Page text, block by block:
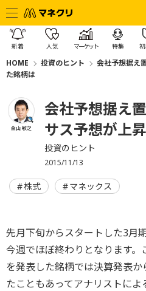
新着 人気 マーケット 特集
HOME 投資のヒント
会社予想据え
た銘柄は
金山 敏之
会社予想据え
サス予想が上
投資のヒント
2015/11/13
株式 マネックス
先月下旬からスタートした3月
今週でほぼ終わりとなります
を発表した銘柄では決算発表
たこともあってアナリストに